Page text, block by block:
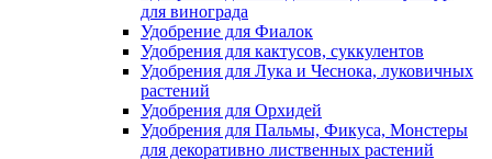
для винограда
Удобрение для Фиалок
Удобрения для кактусов, суккулентов
Удобрения для Лука и Чеснока, луковичных
растений
Удобрения для Орхидей
Удобрения для Пальмы, Фикуса, Монстеры
для декоративно лиственных растений